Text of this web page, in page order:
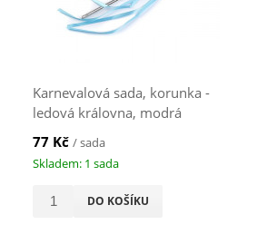
Karnevalová sada, korunka -
ledová královna, modrá
77 Kč/ sada
Skladem: 1 sada
DO KOŠÍKU